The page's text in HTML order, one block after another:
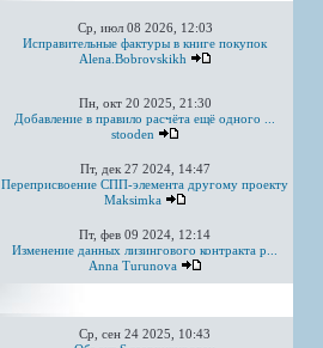
Ср, июл 08 2026, 12:03
Исправительные фактуры в книге покупок
Alena.Bobrovskikh
Пн, окт 20 2025, 21:30
Добавление в правило расчёта ещё одного ...
stooden
Пт, дек 27 2024, 14:47
Переприсвоение СПП-элемента другому проекту
Maksimka
Пт, фев 09 2024, 12:14
Изменение данных лизингового контракта р...
Anna Turunova
Ср, сен 24 2025, 10:43